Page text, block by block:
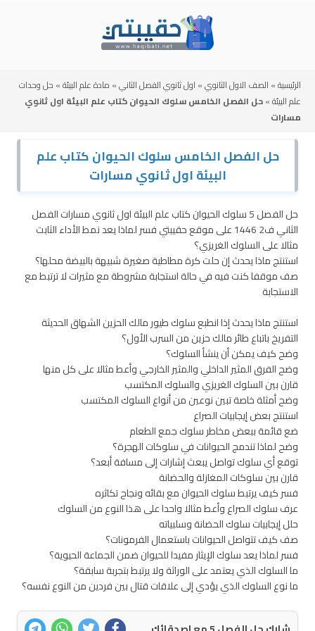
الرئيسية» الصف الاول الثانوي» اول ثانوي الفصل الثاني» مادة علم البيئة» حل وحدات
علم البيئة»حل الفصل الخامس سلوك الحيوان كتاب علم البيئة اول ثانوي
مسارات
حل الفصل الخامس سلوك الحيوان كتاب علم
البيئة اول ثانوي مسارات
حل الفصل 5 سلوك الحيوان كتاب علم البيئة اول ثانوي مسارات الفصل
الثاني ف2 1446 على موقع حقيبتي فسر لماذا يعد نمط الأداء الثابت
مثالا على السلوك الغريزي؟
استنتج ماذا يحدث إن حلت كرة مطاطية صغيرة شبيهة بالبيضة محلها؟
صف موقفا كنت فيه في حالة استجابة مشروطة مع مثيرات لا ترتبط مع
الاستجابة
استنتج ماذا يحدث إذا انطبع سلوك طيور مالك الحزين الشهاق الحديثة
التفريخ باتباع طائر مالك حزين من السرب الأول؟
وضح كيف يمكن أن ينشأ السلوك؟
وضح الفرق المثير الداخلي والمثير الخارجي وأعط مثالا على كل منها
قارن بين السلوك الغريزي والسلوك المكتسب
وضح أمثلة خاصة تبين نوعين من أنواع السلوك المكتسب
استنتج بعض إيجابيات الصراع
ضع قائمة ببعض مخاطر سلوك جمع الطعام
وضح لماذا تندمج الحيوانات في سلوكات الهجرة؟
توقع أي سلوك تواصل يبعث إشارات إلى مسافة أبعد؟
قارن بين سلوكات المغازلة والحضانة
فسر كيف يرتبط سلوك الحيوان مع بقائه ونجاح تكاثره
عرف سلوك الصراع وأعط مثالا واحدا على هذا النوع من السلوك
حلل إيجابيات سلوك الحضانة وسلبياته
صف كيف تتواصل الحيوانات باستعمال الفرمونات؟
فسر لماذا يعد سلوك الإيثار مفيدا للحيوان ضمن الجماعة الحيوية؟
ما السلوك الذي يعتمد على الوراثة ولا يرتبط بتجربة سابقة؟
ما نوع السلوك الذي يؤدي إلى علاقات قتال بين فردين من النوع نفسه؟